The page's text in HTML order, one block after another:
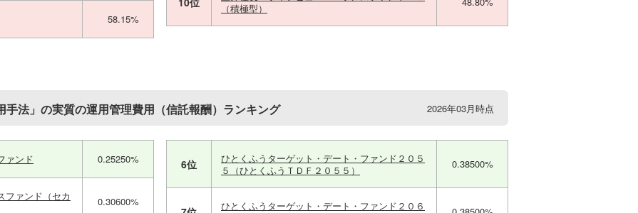
58.15%
（積極型）
手法」の実質の運用管理費用（信託報酬）ランキング 2026年03月時点
ァンド 0.25250%
ファンド（セカ
0.30600%
6位
ひとくふうターゲット・デート・ファンド２０５
５（ひとくふうＴＤＦ２０５５）
0.38500%
ひとくふうターゲット・デート・ファンド２０６